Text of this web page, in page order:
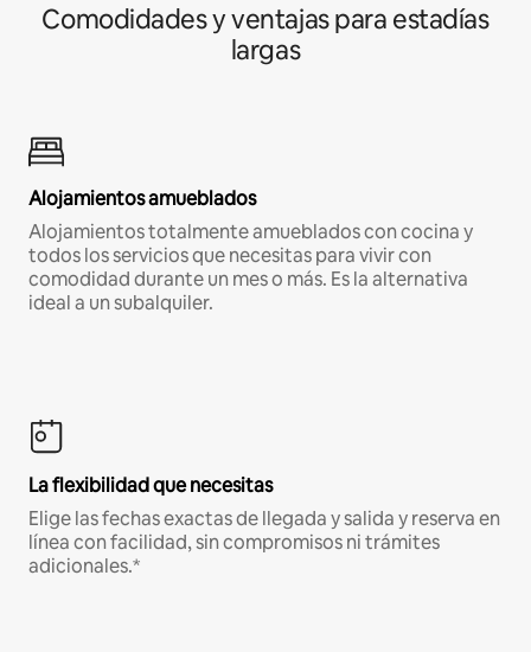
Comodidades y ventajas para estadías
largas
Alojamientos amueblados
Alojamientos totalmente amueblados con cocina y
todos los servicios que necesitas para vivir con
comodidad durante un mes o más. Es la alternativa
ideal a un subalquiler.
La flexibilidad que necesitas
Elige las fechas exactas de llegada y salida y reserva en
línea con facilidad, sin compromisos ni trámites
adicionales.*